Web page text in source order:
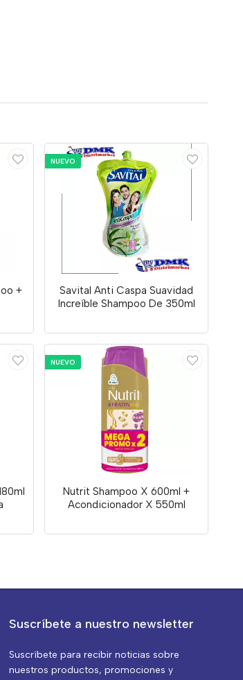
+
NUEVO
Savital Anti Caspa Suavidad
Increíble Shampoo De 350ml
NUEVO
Nutrit Shampoo X 600ml +
Acondicionador X 550ml
Suscríbete a nuestro newsletter
Suscríbete para recibir noticias sobre
nuestros productos, promociones y